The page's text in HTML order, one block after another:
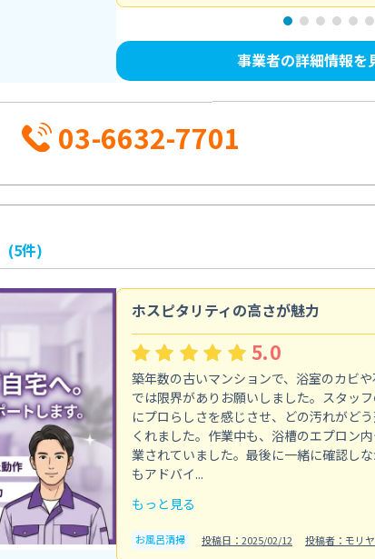
事業者の詳細情報を
03-6632-7701
(5件)
ホスピタリティの高さが魅力
5.0
築年数の古いマンションで、浴室のカビ
では限界がありお願いしました。スタッ
にプロらしさを感じさせ、どの汚れがど
くれました。作業中も、浴槽のエプロン
業されていました。最後に一緒に確認し
もアドバイ...
もっと見る
お風呂清掃 投稿日：2025/02/12 投稿者：モリ